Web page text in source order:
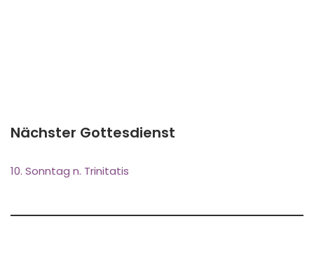
Nächster Gottesdienst
10. Sonntag n. Trinitatis